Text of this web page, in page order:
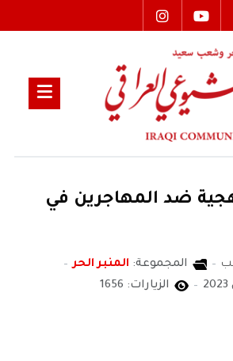
ضد المهاجرين في
المجموعة: المنبر الحر
الزيارات: 1656